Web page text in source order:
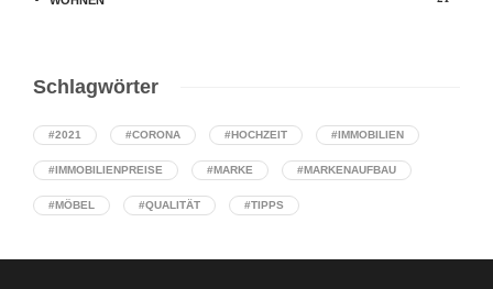
Schlagwörter
#2021 #CORONA #HOCHZEIT #IMMOBILIEN
#IMMOBILIENPREISE #MARKE #MARKENAUFBAU
#MÖBEL #QUALITÄT #TIPPS